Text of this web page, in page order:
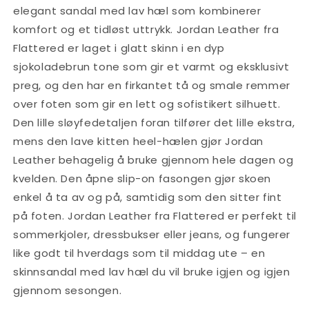
elegant sandal med lav hæl som kombinerer
komfort og et tidløst uttrykk. Jordan Leather fra
Flattered er laget i glatt skinn i en dyp
sjokoladebrun tone som gir et varmt og eksklusivt
preg, og den har en firkantet tå og smale remmer
over foten som gir en lett og sofistikert silhuett.
Den lille sløyfedetaljen foran tilfører det lille ekstra,
mens den lave kitten heel-hælen gjør Jordan
Leather behagelig å bruke gjennom hele dagen og
kvelden. Den åpne slip-on fasongen gjør skoen
enkel å ta av og på, samtidig som den sitter fint
på foten. Jordan Leather fra Flattered er perfekt til
sommerkjoler, dressbukser eller jeans, og fungerer
like godt til hverdags som til middag ute – en
skinnsandal med lav hæl du vil bruke igjen og igjen
gjennom sesongen.